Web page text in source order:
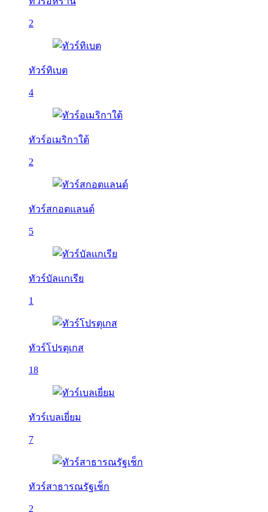
2
ทัวร์ทิเบต
4
ทัวร์อเมริกาใต้
2
ทัวร์สกอตแลนด์
5
ทัวร์บัลเเกเรีย
1
ทัวร์โปรตุเกส
18
ทัวร์เบลเยี่ยม
7
ทัวร์สาธารณรัฐเช็ก
2